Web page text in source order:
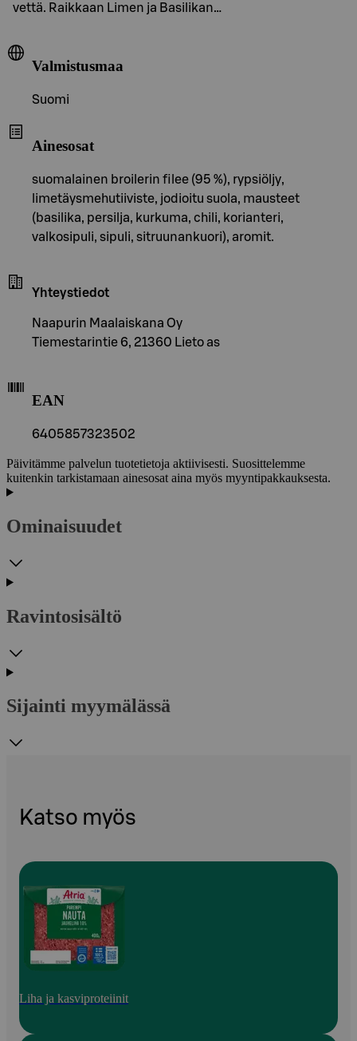
vettä. Raikkaan Limen ja Basilikan…
Valmistusmaa
Suomi
Ainesosat
suomalainen broilerin filee (95 %), rypsiöljy,
limetäysmehutiiviste, jodioitu suola, mausteet
(basilika, persilja, kurkuma, chili, korianteri,
valkosipuli, sipuli, sitruunankuori), aromit.
Yhteystiedot
Naapurin Maalaiskana Oy
Tiemestarintie 6, 21360 Lieto as
EAN
6405857323502
Päivitämme palvelun tuotetietoja aktiivisesti. Suosittelemme
kuitenkin tarkistamaan ainesosat aina myös myyntipakkauksesta.
Ominaisuudet
Ravintosisältö
Sijainti myymälässä
Katso myös
Liha ja kasviproteiinit